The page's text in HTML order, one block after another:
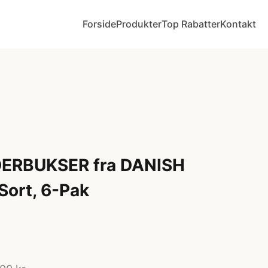
ForsideProdukterTop RabatterKontakt
fra DANISH
6-Pak